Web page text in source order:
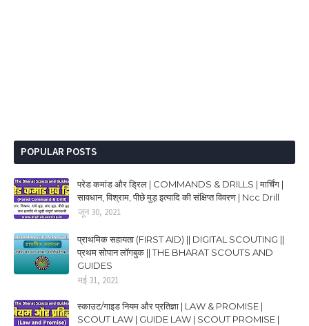
POPULAR POSTS
परेड कमांड और ड्रिल | COMMANDS & DRILLS | मार्चिंग |
सावधान, विश्राम, पीछे मुड़ इत्यादि की संक्षिप्त विवरण | Ncc Drill
जून 30, 2021
प्राथमिक सहायता (FIRST AID) || DIGITAL SCOUTING ||
प्रथम सोपान लॉगबुक || THE BHARAT SCOUTS AND
GUIDES
मई 31, 2021
स्काउट/गाइड नियम और प्रतिज्ञा | LAW & PROMISE |
SCOUT LAW | GUIDE LAW | SCOUT PROMISE |